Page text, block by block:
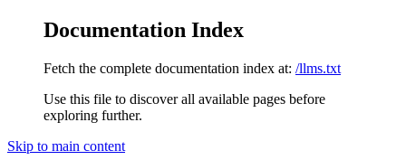
Documentation Index
Fetch the complete documentation index at: /llms.txt
Use this file to discover all available pages before
exploring further.
Skip to main content